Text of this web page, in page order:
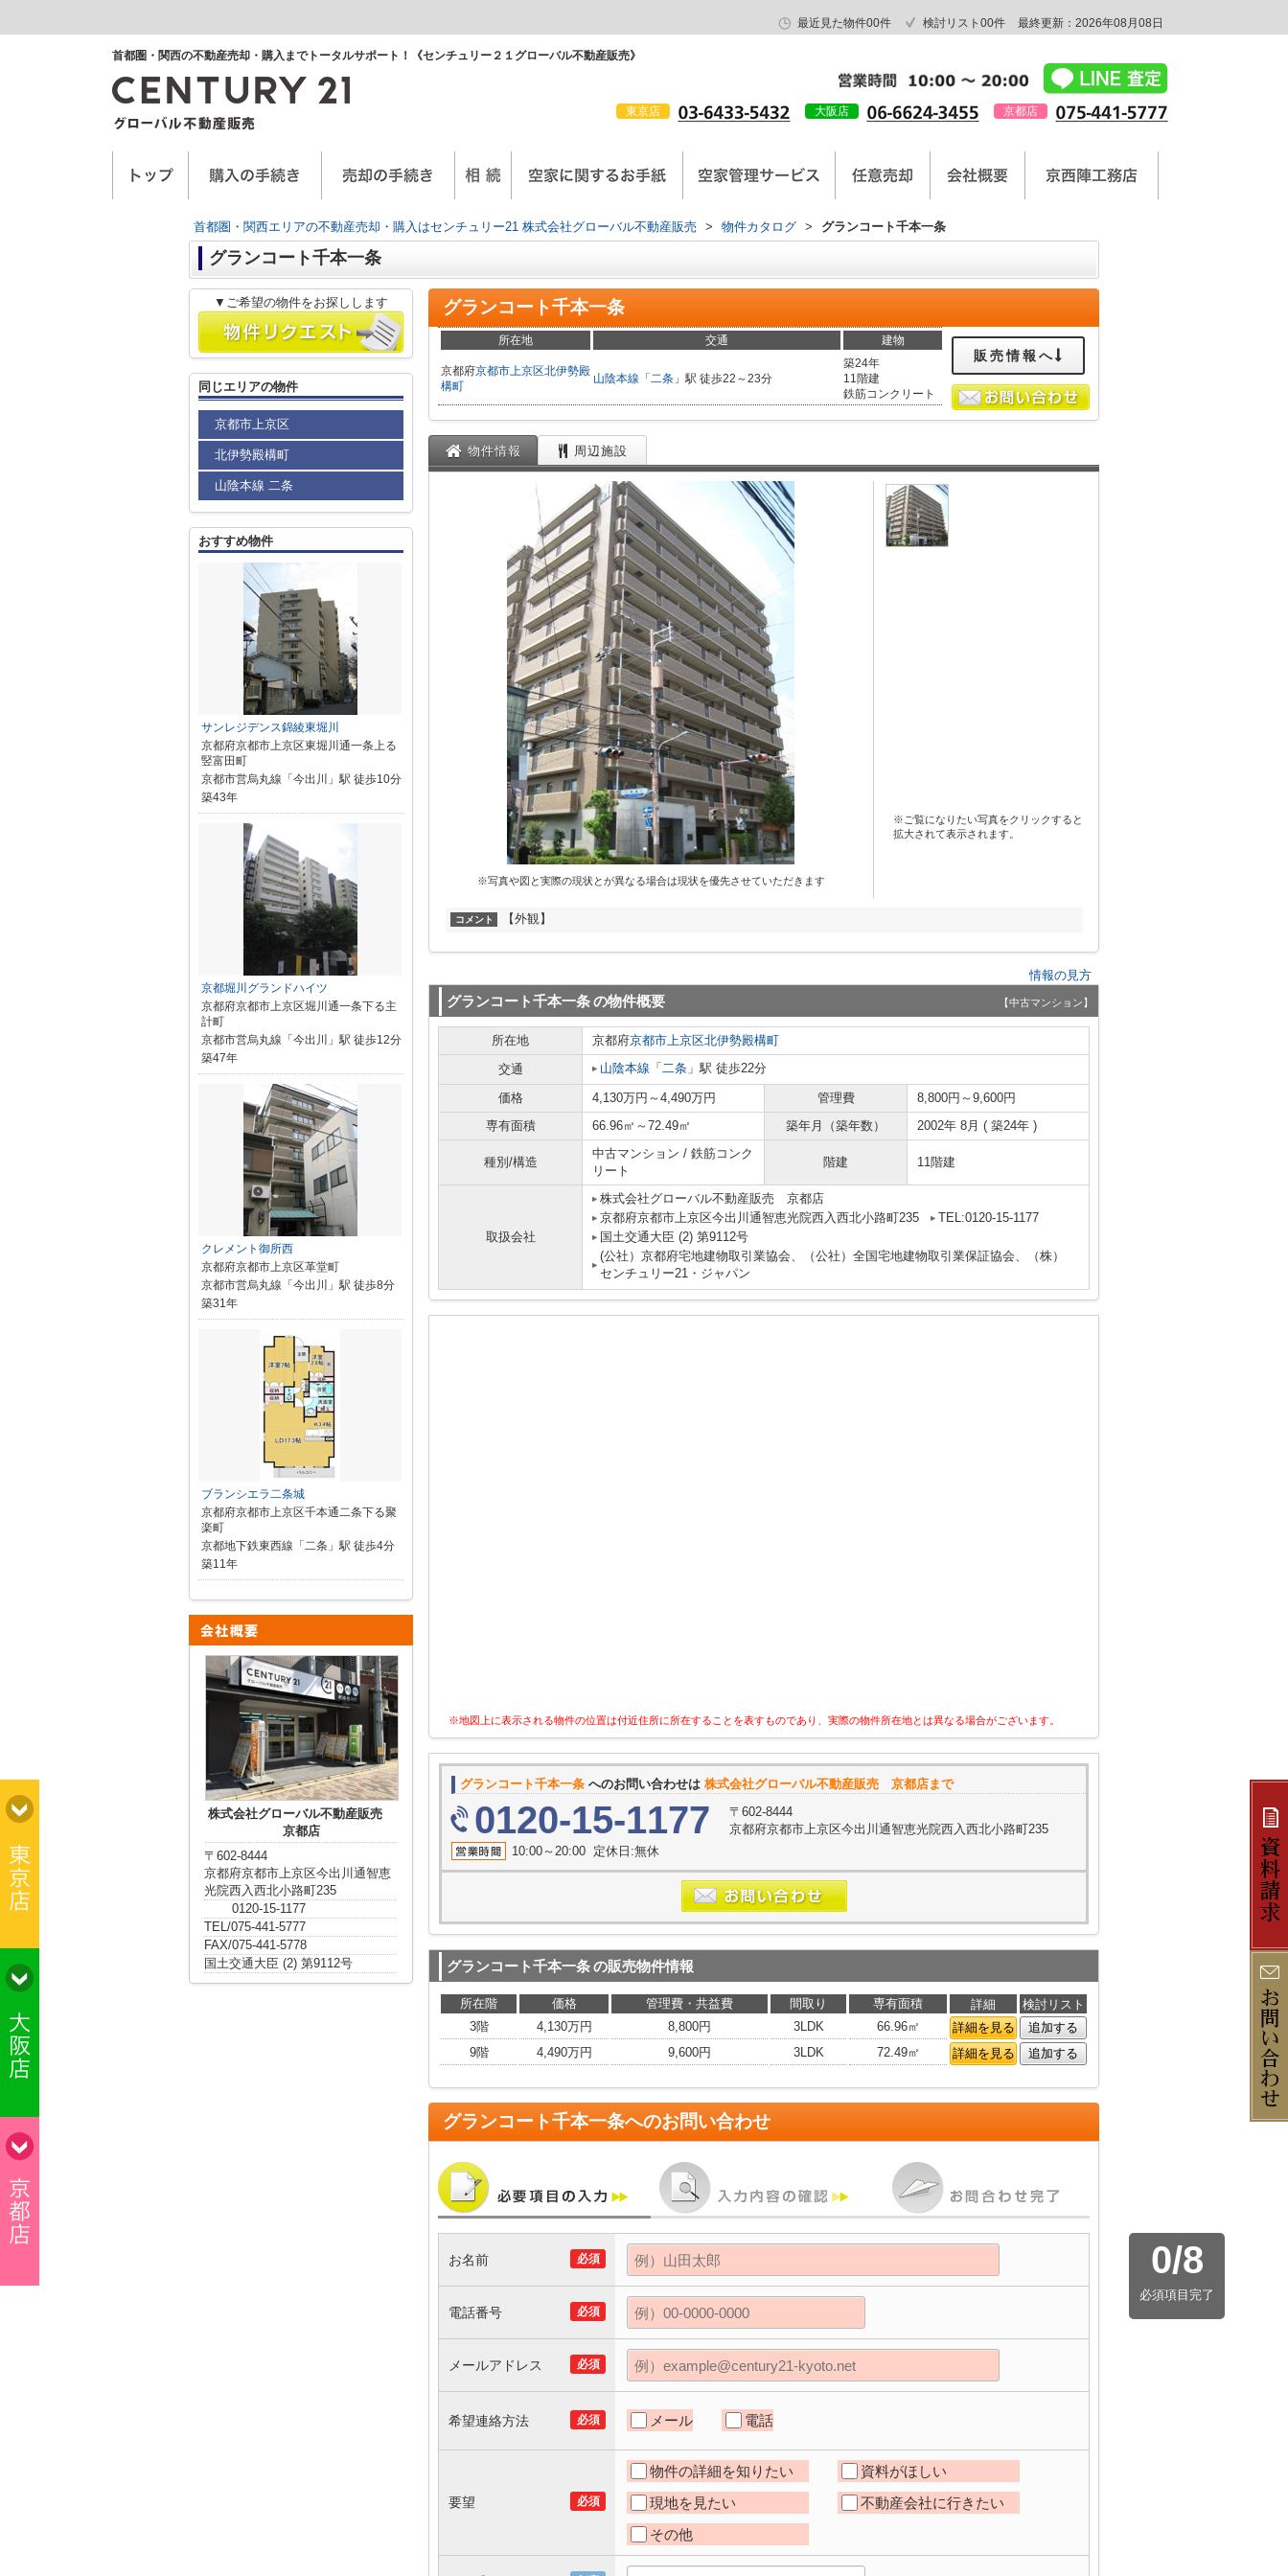
最近見た物件00件 検討リスト 00件 最終更新：2026年08月08日
首都圏・関西の不動産売却・購入までトータルサポート！《センチュリー２１グローバル不動産販売》
東京店 大阪店 京都店
首都圏・関西エリアの不動産売却・購入はセンチュリー21 株式会社グローバル不動産販売 > 物件カタログ > グランコート千本一条
グランコート千本一条
グランコート千本一条
所在地 交通 建物
京都府京都市上京区北伊勢殿
構町
山陰本線 「 二条 」駅 徒歩22～23分
築24年
11階建
鉄筋コンクリート
販売情報へ
物件情報 周辺施設
※写真や図と実際の現状とが異なる場合は現状を優先させていただきます
※ご覧になりたい写真をクリックすると
拡大されて表示されます。
コメント 【外観】
情報の見方
グランコート千本一条の物件概要 【中古マンション】
所在地 京都府京都市上京区北伊勢殿構町
交通
山陰本線 「 二条 」駅 徒歩22分
価格 4,130万円～4,490万円 管理費
8,800円～9,600円
専有面積
66.96㎡～72.49㎡ 築年月（築年数） 2002年 8月 ( 築24年 )
種別/構造
中古マンション / 鉄筋コンク
リート
階建 11階建
取扱会社
株式会社グローバル不動産販売 京都店
京都府京都市上京区今出川通智恵光院西入西北小路町235
TEL:0120-15-1177
国土交通大臣 (2) 第9112号
(公社）京都府宅地建物取引業協会、（公社）全国宅地建物取引業保証協会、（株）
センチュリー21・ジャパン
※地図上に表示される物件の位置は付近住所に所在することを表すものであり、実際の物件所在地とは異なる場合がございます。
グランコート千本一条 へのお問い合わせは 株式会社グローバル不動産販売 京都店まで
0120-15-1177
〒602-8444
京都府京都市上京区今出川通智恵光院西入西北小路町235
10:00～20:00 定休日:無休
グランコート千本一条の販売物件情報
所在階 価格 管理費・共益費 間取り 専有面積 詳細
検討リスト
3階
4,130万円 8,800円 3LDK 66.96㎡ 詳細を見る
追加する
9階
4,490万円 9,600円 3LDK 72.49㎡ 詳細を見る 追加する
グランコート千本一条へのお問い合わせ
0/8
必須項目完了
必須
お名前
必須
電話番号
必須
メールアドレス
必須
希望連絡方法 メール 電話
必須
要望
物件の詳細を知りたい
資料がほしい
現地を見たい
不動産会社に行きたい
その他
▼ご希望の物件をお探しします
同じエリアの物件
京都市上京区
北伊勢殿構町
山陰本線 二条
おすすめ物件
サンレジデンス錦綾東堀川
京都府京都市上京区東堀川通一条上る
竪富田町
京都市営烏丸線「今出川」駅 徒歩10分
築43年
京都堀川グランドハイツ
京都府京都市上京区堀川通一条下る主
計町
京都市営烏丸線「今出川」駅 徒歩12分
築47年
クレメント御所西
京都府京都市上京区革堂町
京都市営烏丸線「今出川」駅 徒歩8分
築31年
ブランシエラ二条城
京都府京都市上京区千本通二条下る聚
楽町
京都地下鉄東西線「二条」駅 徒歩4分
築11年
株式会社グローバル不動産販売
京都店
〒602-8444
京都府京都市上京区今出川通智恵
光院西入西北小路町235
0120-15-1177
TEL/075-441-5777
FAX/075-441-5778
国土交通大臣 (2) 第9112号